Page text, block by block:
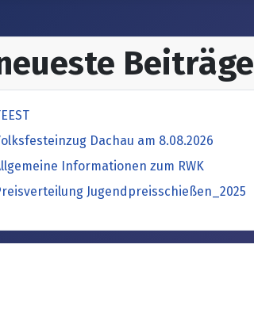
Beiträge
Dachau am 8.08.2026
Informationen zum RWK
Jugendpreisschießen_2025